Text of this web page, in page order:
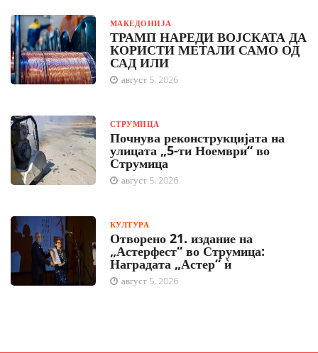
МАКЕДОНИЈА
ТРАМП НАРЕДИ ВОЈСКАТА ДА
КОРИСТИ МЕТАЛИ САМО ОД
САД ИЛИ
август 5, 2026
СТРУМИЦА
Почнува реконструкцијата на
улицата „5-ти Ноември“ во
Струмица
август 5, 2026
КУЛТУРА
Отворено 21. издание на
„Астерфест“ во Струмица:
Наградата „Астер“ ѝ
август 5, 2026